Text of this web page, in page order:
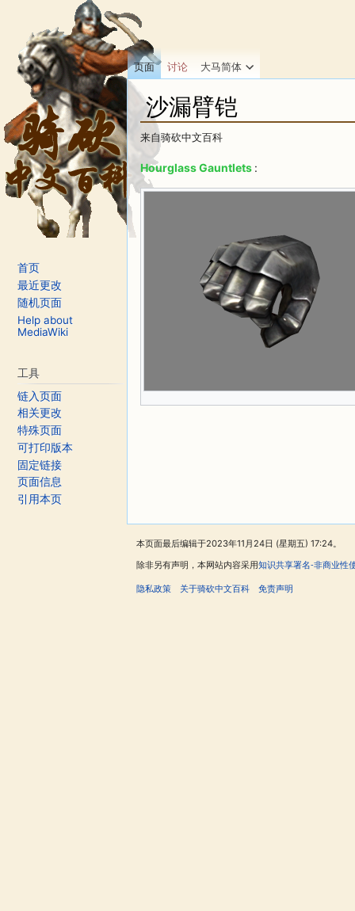
沙漏臂铠
来自骑砍中文百科
跳转至：
Hourglass Gauntlets :
页面 讨论 大马简体
首页
最近更改
随机页面
Help about
MediaWiki
工具
链入页面
相关更改
特殊页面
可打印版本
固定链接
页面信息
引用本页
本页面最后编辑于2023年11月24日 (星期五) 17:24。
除非另有声明，本网站内容采用知识共享署名-非商业性
隐私政策 关于骑砍中文百科 免责声明